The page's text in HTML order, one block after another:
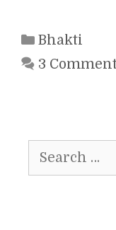
Categories
Bhakti
3
for: